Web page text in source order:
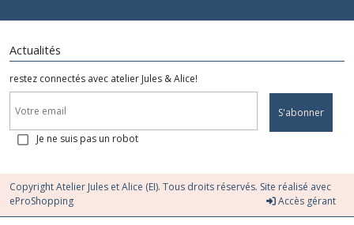
Actualités
restez connectés avec atelier Jules & Alice!
S'abonner
Je ne suis pas un robot
Copyright Atelier Jules et Alice (EI). Tous droits réservés. Site réalisé avec
eProShopping
Accès gérant